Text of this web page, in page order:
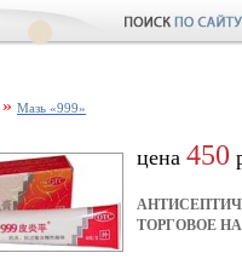
» Мазь «999»
цена 450
ТОРГОВОЕ